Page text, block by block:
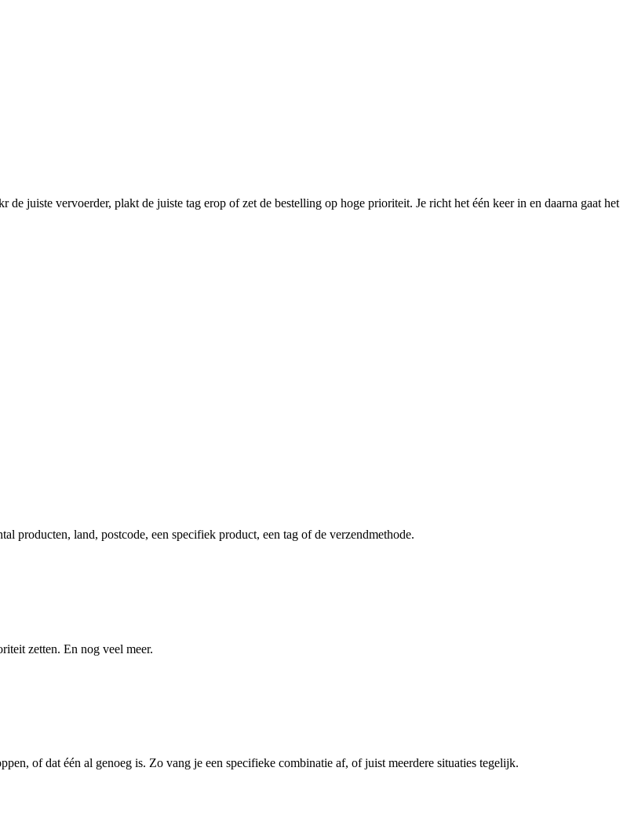
juiste vervoerder, plakt de juiste tag erop of zet de bestelling op hoge prioriteit. Je richt het één keer in en daarna gaat het
producten, land, postcode, een specifiek product, een tag of de verzendmethode.
zetten. En nog veel meer.
of dat één al genoeg is. Zo vang je een specifieke combinatie af, of juist meerdere situaties tegelijk.